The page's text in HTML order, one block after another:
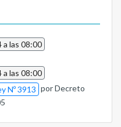
a las 08:00
a las 08:00
Nº 3913 por Decreto